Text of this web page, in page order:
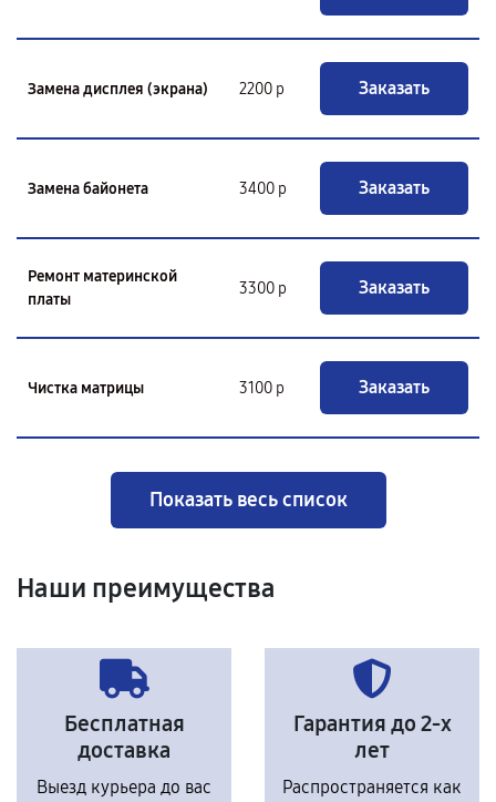
Замена дисплея (экрана) 2200 р Заказать
Замена байонета 3400 р Заказать
Ремонт материнской
платы
3300 р Заказать
Чистка матрицы 3100 р Заказать
Показать весь список
Наши преимущества
Бесплатная
доставка
Выезд курьера до вас
Гарантия до 2-х
лет
Распространяется как